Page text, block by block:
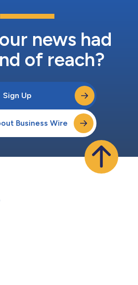
news had
of reach?
Sign Up
Business Wire